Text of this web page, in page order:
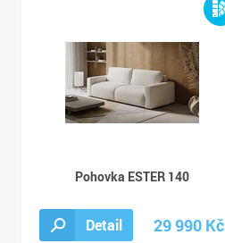
Pohovka ESTER 140
Detail 29 990 Kč